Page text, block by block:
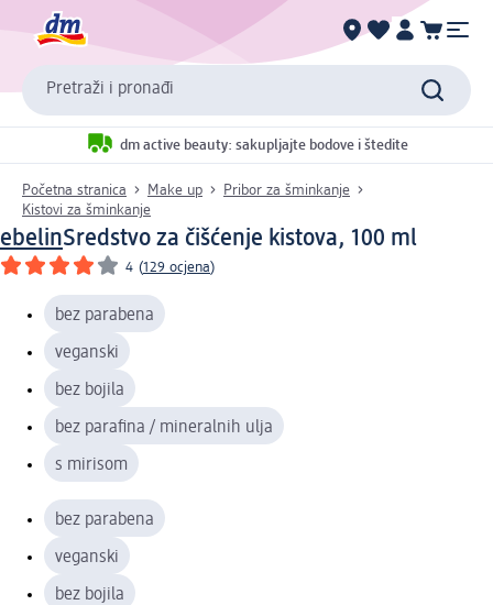
Pretraži i pronađi
dm active beauty: sakupljajte bodove i štedite
Početna stranica Make up
Pribor za šminkanje
Kistovi za šminkanje
ebelinSredstvo za čišćenje kistova, 100 ml
4 (129 ocjena)
bez parabena
veganski
bez bojila
bez parafina / mineralnih ulja
s mirisom
bez parabena
veganski
bez bojila